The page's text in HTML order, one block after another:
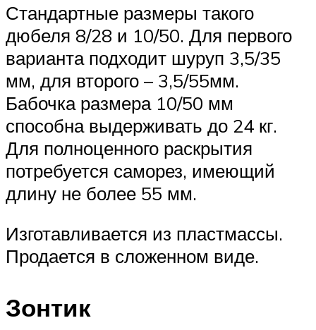
Стандартные размеры такого
дюбеля 8/28 и 10/50. Для первого
варианта подходит шуруп 3,5/35
мм, для второго – 3,5/55мм.
Бабочка размера 10/50 мм
способна выдерживать до 24 кг.
Для полноценного раскрытия
потребуется саморез, имеющий
длину не более 55 мм.
Изготавливается из пластмассы.
Продается в сложенном виде.
Зонтик